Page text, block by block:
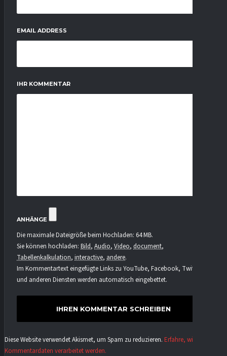
EMAIL ADDRESS
IHR KOMMENTAR
ANHÄNGE
Die maximale Dateigröße beim Hochladen: 64 MB.
Sie können hochladen: Bild, Audio, Video, document,
Tabellenkalkulation, interactive, andere.
Im Kommentartext eingefügte Links zu YouTube, Facebook, Twitter
und anderen Diensten werden automatisch eingebettet.
Diese Website verwendet Akismet, um Spam zu reduzieren. Erfahre, wie deine
Kommentardaten verarbeitet werden.